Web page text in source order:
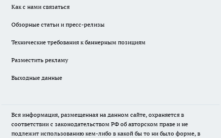
Как с нами связаться
Обзорные статьи и пресс-релизы
Технические требования к баннерным позициям
Разместить рекламу
Выходные данные
Вся информация, размещенная на данном сайте, охраняется в
соответствии с законодательством РФ об авторском праве и не
подлежит использованию кем-либо в какой бы то ни было форме, в